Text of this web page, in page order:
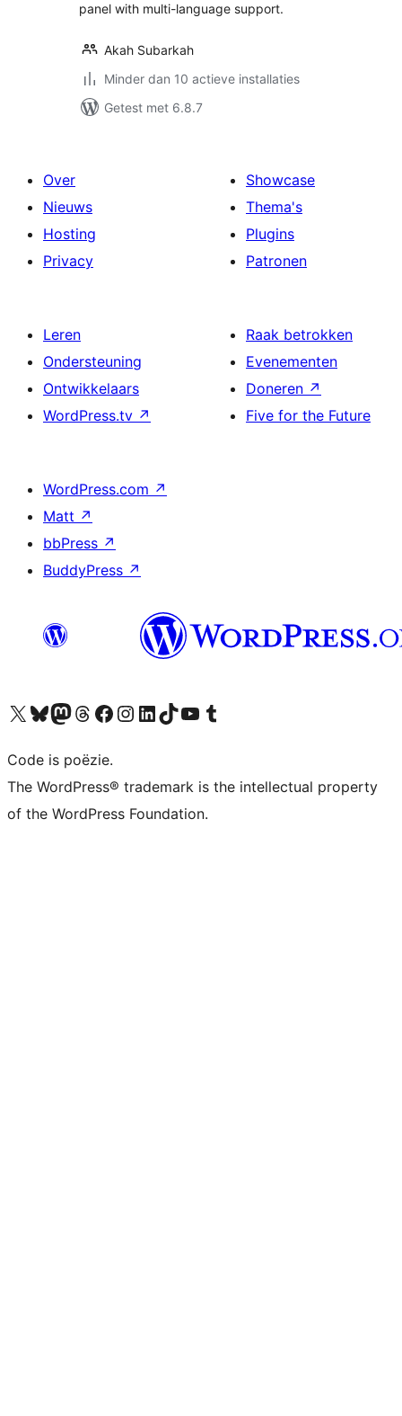
panel with multi-language support.
Akah Subarkah
Minder dan 10 actieve installaties
Getest met 6.8.7
Over
Nieuws
Hosting
Privacy
Showcase
Thema's
Plugins
Patronen
Leren
Ondersteuning
Ontwikkelaars
WordPress.tv ↗
Raak betrokken
Evenementen
Doneren ↗
Five for the Future
WordPress.com ↗
Matt ↗
bbPress ↗
BuddyPress ↗
Bezoek ons X (voorheen Twitter) account
Bezoek ons Bluesky account
Bezoek ons Mastodon account
Bezoek ons Threads account
Onze Facebook pagina bezoeken
Bezoek ons Instagram account
Bezoek ons LinkedIn account
Bezoek ons TikTok account
Bezoek ons YouTube kanaalBezoek ons Tumblr account
Code is poëzie.
The WordPress® trademark is the intellectual property
of the WordPress Foundation.